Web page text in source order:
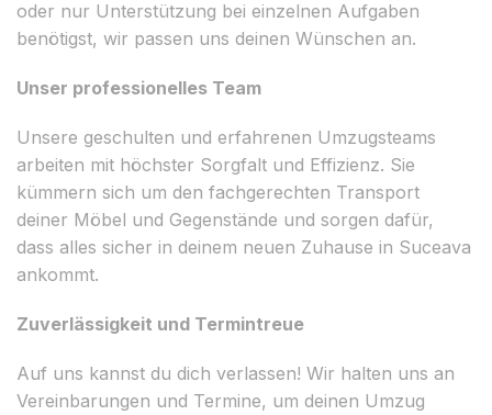
oder nur Unterstützung bei einzelnen Aufgaben
benötigst, wir passen uns deinen Wünschen an.
Unser professionelles Team
Unsere geschulten und erfahrenen Umzugsteams
arbeiten mit höchster Sorgfalt und Effizienz. Sie
kümmern sich um den fachgerechten Transport
deiner Möbel und Gegenstände und sorgen dafür,
dass alles sicher in deinem neuen Zuhause in Suceava
ankommt.
Zuverlässigkeit und Termintreue
Auf uns kannst du dich verlassen! Wir halten uns an
Vereinbarungen und Termine, um deinen Umzug